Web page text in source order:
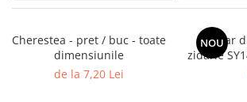
Echipamente de protectie
Grund pentru tencuiala decorativa
Placi gips carton
Cherestea - pret / buc - toate
dimensiunile
de la 7,20 Lei
NOU
Boltar
zidarie